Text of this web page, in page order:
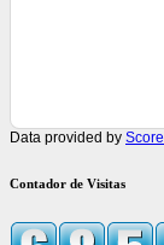
Data provided by
Contador de Visitas